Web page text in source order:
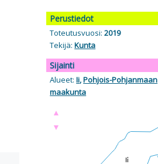
Perustiedot
Toteutusvuosi:2019
Tekijä:Kunta
Sijainti
Alueet:Ii,Pohjois-Pohjanmaan
maakunta
▲
▼